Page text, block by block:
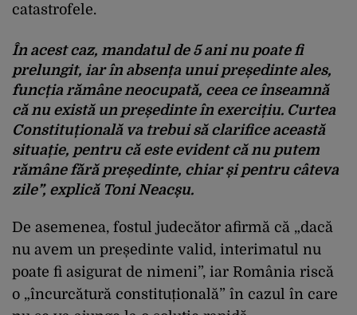
catastrofele.
În acest caz, mandatul de 5 ani nu poate fi
prelungit, iar în absența unui președinte ales,
funcția rămâne neocupată, ceea ce înseamnă
că nu există un președinte în exercițiu. Curtea
Constituțională va trebui să clarifice această
situație, pentru că este evident că nu putem
rămâne fără președinte, chiar și pentru câteva
zile”, explică Toni Neacșu.
De asemenea, fostul judecător afirmă că „dacă
nu avem un președinte valid, interimatul nu
poate fi asigurat de nimeni”, iar România riscă
o „încurcătură constituțională” în cazul în care